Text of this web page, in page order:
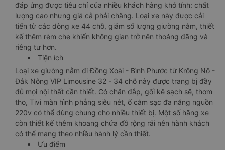
đáp ứng được tiêu chí của nhiều khách hàng khó tính: chất
lượng cao nhưng giá cả phải chăng. Loại xe này được cải
tiến từ các dòng xe 44 chỗ, giảm số lượng giường nằm, thiết
kế thêm rèm che khiến không gian trở nên thoáng đãng và
riêng tư hơn.
Tiện ích
Loại xe giường nằm đi Đồng Xoài - Bình Phước từ Krông Nô -
Đắk Nông VIP Limousine 32 - 34 chỗ này được trang bị đầy
đủ mọi nội thất cần thiết. Có chăn đắp, gối kê sạch sẽ, thơm
tho, Tivi màn hình phẳng siêu nét, ổ cắm sạc đa năng nguồn
220v có thể dùng chung cho nhiều thiết bị. Một số hãng xe
còn thiết kế thêm khoang chứa đồ rộng rãi nên hành khách
có thể mang theo nhiều hành lý cần thiết.
Ưu điểm